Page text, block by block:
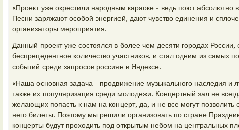
«Проект уже окрестили народным караоке - ведь поют абсолютно
Песни заряжают особой энергией, дают чувство единения и
организаторы мероприятия.
Данный проект уже состоялся в более чем десяти городах России,
беспрецедентное количество участников, и стал одним из самых
событий среди запросов россиян в Яндексе.
«Наша основная задача - продвижение музыкального наследия и
также их популяризация среди молодежи. Концертный зал не
желающих попасть к нам на концерт, да, и не все могут позволить
него билеты. Поэтому мы решили организовать по стране
концерты будут проходить под открытым небом на центральных